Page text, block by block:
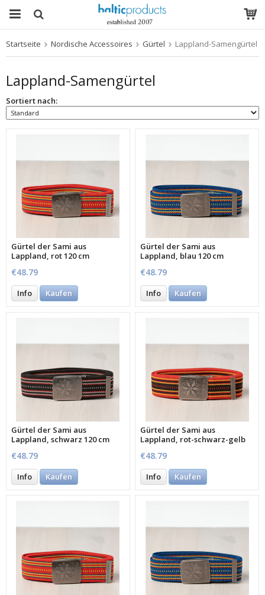
Startseite Nordische Accessoires Gürtel Lappland-Samengürtel
Lappland-Samengürtel
Sortiert nach:
Gürtel der Sami aus
Lappland, rot 120 cm
€48.79
Info Kaufen
Gürtel der Sami aus
Lappland, blau 120 cm
€48.79
Info Kaufen
Gürtel der Sami aus
Lappland, schwarz 120 cm
€48.79
Info Kaufen
Gürtel der Sami aus
Lappland, rot-schwarz-gelb
€48.79
Info Kaufen